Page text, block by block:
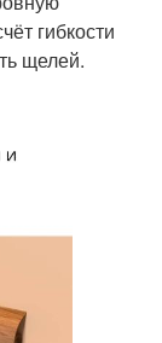
гибкости
щелей.